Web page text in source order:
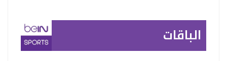
الباقات